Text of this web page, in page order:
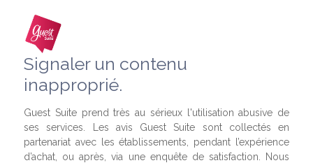
Signaler un contenu
inapproprié.
Guest Suite prend très au sérieux l'utilisation abusive de
ses services. Les avis Guest Suite sont collectés en
partenariat avec les établissements, pendant l’expérience
d’achat, ou après, via une enquête de satisfaction. Nous